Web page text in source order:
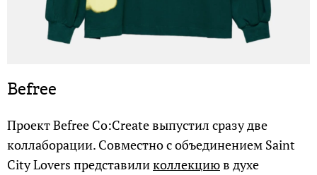
Befree
Проект Befree Co:Create выпустил сразу две
коллаборации. Совместно с объединением Saint
City Lovers представиликоллекциюв духе